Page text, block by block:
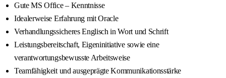
Gute MS Office – Kenntnisse
Idealerweise Erfahrung mit Oracle
Verhandlungssicheres Englisch in Wort und Schrift
Leistungsbereitschaft, Eigeninitiative sowie eine
verantwortungsbewusste Arbeitsweise
Teamfähigkeit und ausgeprägte Kommunikationsstärke